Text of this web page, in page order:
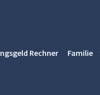
Rechner Familie